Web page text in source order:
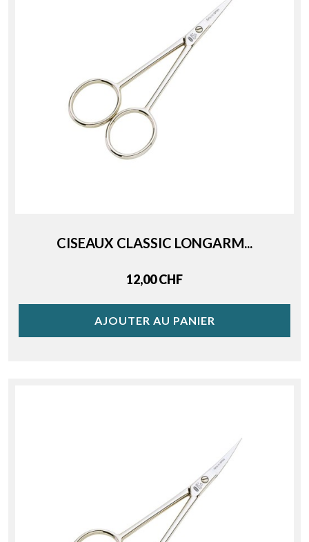
CISEAUX CLASSIC LONGARM...
Price
12,00 CHF
AJOUTER AU PANIER